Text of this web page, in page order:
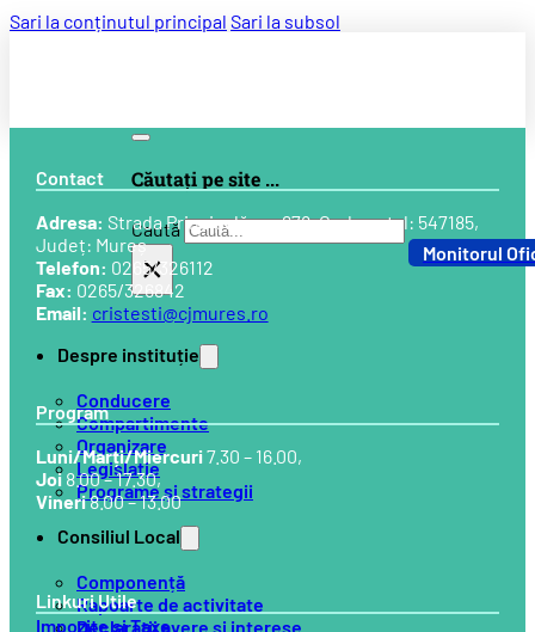
Sari la conținutul principal Sari la subsol
Căutați pe site ...
Caută
×
Despre instituție
Conducere
Compartimente
Organizare
Legislație
Programe și strategii
Consiliul Local
Componență
Rapoarte de activitate
Declarații avere și interese
Monitorul
Contact
Adresa: Strada Principală, nr. 678, Cod postal: 547185,
Județ: Mureș
Telefon: 0265/326112
Fax: 0265/326842
Email: cristesti@cjmures.ro
Program
Luni/Marți/Miercuri7.30 – 16.00,
Joi8.00 – 17.30,
Vineri8.00 – 13.00
Linkuri Utile
Impozite și Taxe